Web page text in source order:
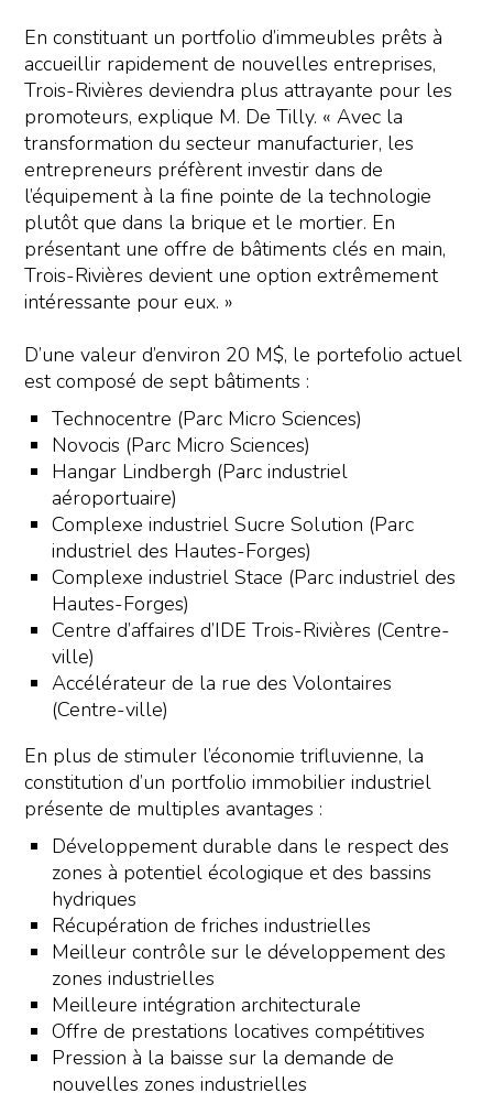
En constituant un portfolio d’immeubles prêts à
accueillir rapidement de nouvelles entreprises,
Trois-Rivières deviendra plus attrayante pour les
promoteurs, explique M. De Tilly. « Avec la
transformation du secteur manufacturier, les
entrepreneurs préfèrent investir dans de
l’équipement à la fine pointe de la technologie
plutôt que dans la brique et le mortier. En
présentant une offre de bâtiments clés en main,
Trois-Rivières devient une option extrêmement
intéressante pour eux. »
D’une valeur d’environ 20 M$, le portefolio actuel
est composé de sept bâtiments :
Technocentre (Parc Micro Sciences)
Novocis (Parc Micro Sciences)
Hangar Lindbergh (Parc industriel
aéroportuaire)
Complexe industriel Sucre Solution (Parc
industriel des Hautes-Forges)
Complexe industriel Stace (Parc industriel des
Hautes-Forges)
Centre d’affaires d’IDE Trois-Rivières (Centre-
ville)
Accélérateur de la rue des Volontaires
(Centre-ville)
En plus de stimuler l’économie trifluvienne, la
constitution d’un portfolio immobilier industriel
présente de multiples avantages :
Développement durable dans le respect des
zones à potentiel écologique et des bassins
hydriques
Récupération de friches industrielles
Meilleur contrôle sur le développement des
zones industrielles
Meilleure intégration architecturale
Offre de prestations locatives compétitives
Pression à la baisse sur la demande de
nouvelles zones industrielles